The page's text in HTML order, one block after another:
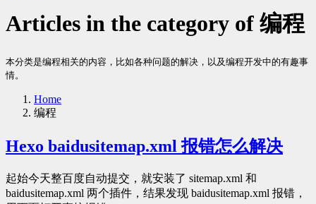
Articles in the category of 编程
本分类是编程相关的内容，比如各种问题的解决，以及编程开发中的有趣事
情。
Home
编程
Hexo baidusitemap.xml 报错怎么解决
起始今天整百度自动提交，就安装了 sitemap.xml 和
baidusitemap.xml 两个插件，结果发现 baidusitemap.xml 报错，